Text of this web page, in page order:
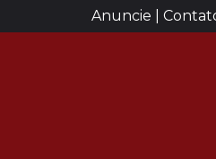
Anuncie |